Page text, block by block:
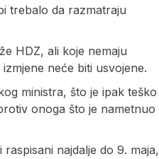
trebalo da razmatraju
HDZ, ali koje nemaju
neće biti usvojene.
ministra, što je ipak teško
onoga što je nametnuo
najdalje do 9. maja,